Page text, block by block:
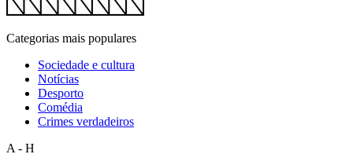
Categorias mais populares
Sociedade e cultura
Notícias
Desporto
Comédia
Crimes verdadeiros
A - H